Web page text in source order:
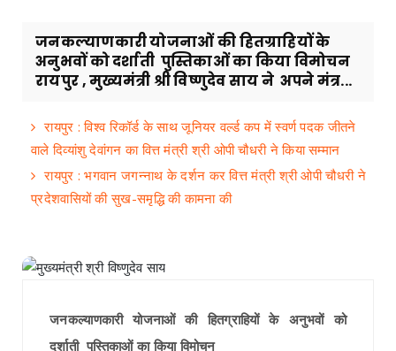
जनकल्याणकारी योजनाओं की हितग्राहियों के
अनुभवों को दर्शाती पुस्तिकाओं का किया विमोचन
रायपुर , मुख्यमंत्री श्री विष्णुदेव साय ने अपने मंत्र...
रायपुर : विश्व रिकॉर्ड के साथ जूनियर वर्ल्ड कप में स्वर्ण पदक जीतने
वाले दिव्यांशु देवांगन का वित्त मंत्री श्री ओपी चौधरी ने किया सम्मान
रायपुर : भगवान जगन्नाथ के दर्शन कर वित्त मंत्री श्री ओपी चौधरी ने
प्रदेशवासियों की सुख-समृद्धि की कामना की
जनकल्याणकारी योजनाओं की हितग्राहियों के अनुभवों को
दर्शाती पुस्तिकाओं का किया विमोचन